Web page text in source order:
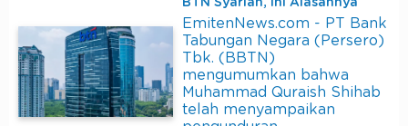
BTN Syariah, Ini Alasannya
EmitenNews.com - PT Bank
Tabungan Negara (Persero)
Tbk. (BBTN)
mengumumkan bahwa
Muhammad Quraish Shihab
telah menyampaikan